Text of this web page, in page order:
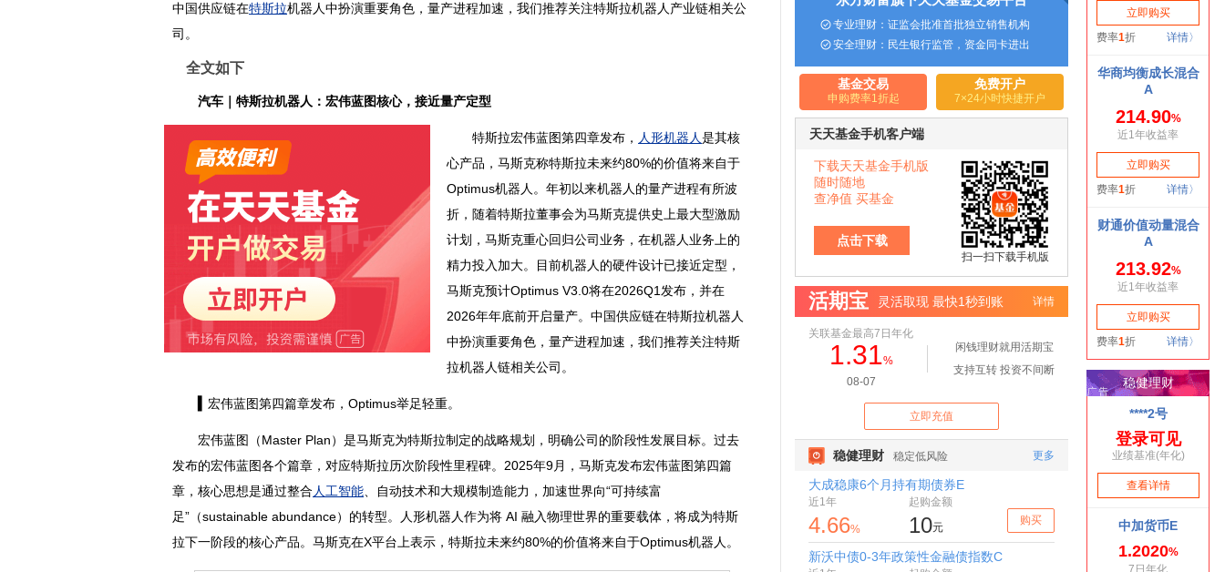
中国供应链在特斯拉机器人中扮演重要角色，量产进程加速，我们推荐关注特斯拉机器人产业链相关公
司。
全文如下
汽车｜ 特斯拉机器人：宏伟蓝图核心，接近量产定型
特斯拉宏伟蓝图第四章发布， 人形机器人是其核
心产品，马斯克称特斯拉未来约80%的价值将来自于
Optimus机器人。年初以来机器人的量产进程有所波
折，随着特斯拉董事会为马斯克提供史上最大型激励
计划，马斯克重心回归公司业务，在机器人业务上的
精力投入加大。目前机器人的硬件设计已接近定型，
马斯克预计Optimus V3.0将在2026Q1发布，并在
2026年年底前开启量产。中国供应链在特斯拉机器人
中扮演重要角色，量产进程加速，我们推荐关注特斯
拉机器人链相关公司。
宏伟蓝图第四篇章发布，Optimus举足轻重。
宏伟蓝图（Master Plan）是马斯克为特斯拉制定的战略规划，明确公司的阶段性发展目标。过去
发布的宏伟蓝图各个篇章，对应特斯拉历次阶段性里程碑。2025年9月，马斯克发布宏伟蓝图第四篇
章，核心思想是通过整合 人工智能 、自动技术和大规模制造能力，加速世界向“可持续富
足”（sustainable abundance）的转型。
人形机器人作为将 AI 融入物理世界的重要载体，将成为特斯
拉下一阶段的核心产品。马斯克在X平台上表示，特斯拉未来约80%的价值将来自于Optimus机器人。